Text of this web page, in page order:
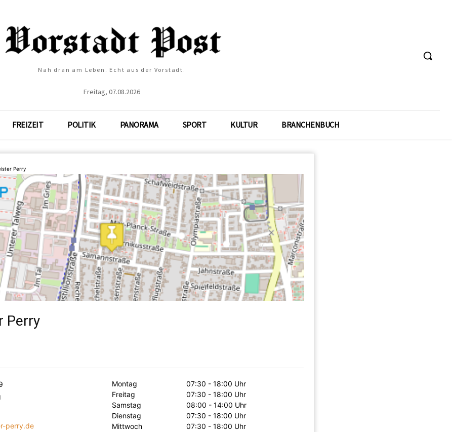
Nah dran am Leben. Echt aus der Vorstadt.
Freitag, 07.08.2026
FREIZEIT POLITIK PANORAMA SPORT KULTUR BRANCHENBUCH
Perry
Perry
perry.de
Montag
07:30 - 18:00 Uhr
Freitag
07:30 - 18:00 Uhr
Samstag
08:00 - 14:00 Uhr
Dienstag
07:30 - 18:00 Uhr
Mittwoch
07:30 - 18:00 Uhr